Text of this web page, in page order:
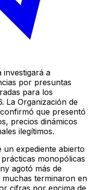
investigará a
por presuntas
para los
La Organización de
que presentó
precios dinámicos
ilegítimos.
un expediente abierto
monopólicas
agotó más de
terminaron en
cifras por encima de